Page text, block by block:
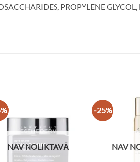
PROPYLENE
NAV NOLIKTAVĀ
-25%
NAV